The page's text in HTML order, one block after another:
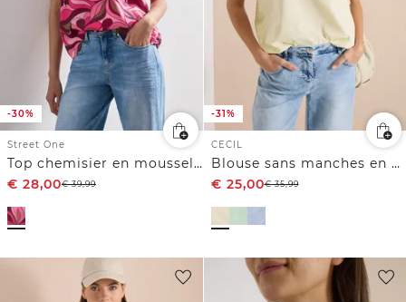
-30%
Street One
Top chemisier en mousseline avec col fendu
€ 28,00€39,99
-31%
CECIL
Blouse sans manches en seersucker
€ 25,00€35,99